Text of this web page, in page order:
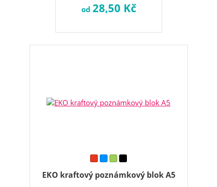
od 28,50 Kč
EKO kraftový poznámkový blok A5